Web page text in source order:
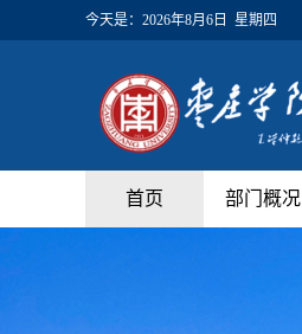
今天是： 2026年8月6日 星期四
首页 部门概况